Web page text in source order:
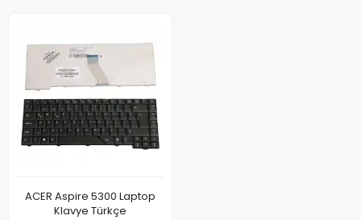
ACER Aspire 5300 Laptop
Klavye Türkçe